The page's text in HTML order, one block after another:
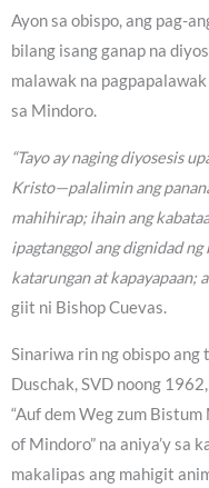
Ayon sa obispo, ang pag-
bilang isang ganap na
malawak na
sa Mindoro.
“Tayo ay naging diyosesis
Kristo—palalimin ang
mahihirap; ihain ang
ipagtanggol ang dignidad
katarungan at kapayapaan;
giit ni Bishop Cuevas.
Sinariwa rin ng obispo
Duschak, SVD noong
“Auf dem Weg zum
of Mindoro” na aniya’y sa
makalipas ang mahigit